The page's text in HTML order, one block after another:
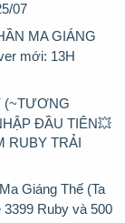
07
MA GIÁNG
mới: 13H
(~TƯƠNG
ĐẦU TIÊN💥
RUBY TRẢI
Giáng Thế (Ta
3399 Ruby và 500